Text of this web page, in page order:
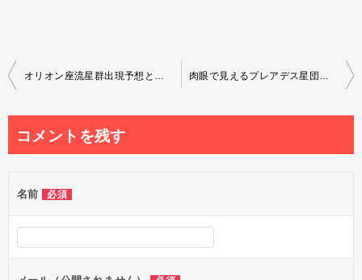
投
ビ
ー
シ
オリオン座流星群出現予想とピーク時間帯に好条件で観測出来る年 肉眼で見えるプレアデス星団（すばる）位置と探し方や神話の由来
コメントを残す
名前 必須